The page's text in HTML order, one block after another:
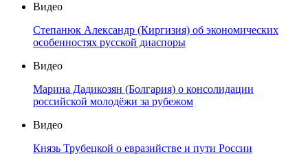
Видео
Степанюк Александр (Киргизия) об экономических
особенностях русской диаспоры
Видео
Марина Дадикозян (Болгария) о консолидации
российской молодёжи за рубежом
Видео
Князь Трубецкой о евразийстве и пути России